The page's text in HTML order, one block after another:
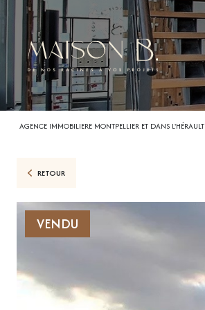
AGENCE IMMOBILIERE MONTPELLIER ET DANS L'HÉRAULT
RETOUR
VENDU